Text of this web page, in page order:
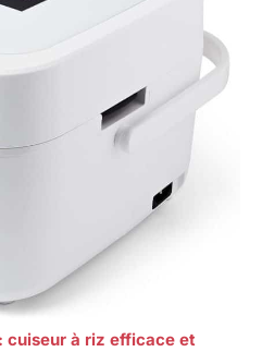
cuiseur à riz efficace et